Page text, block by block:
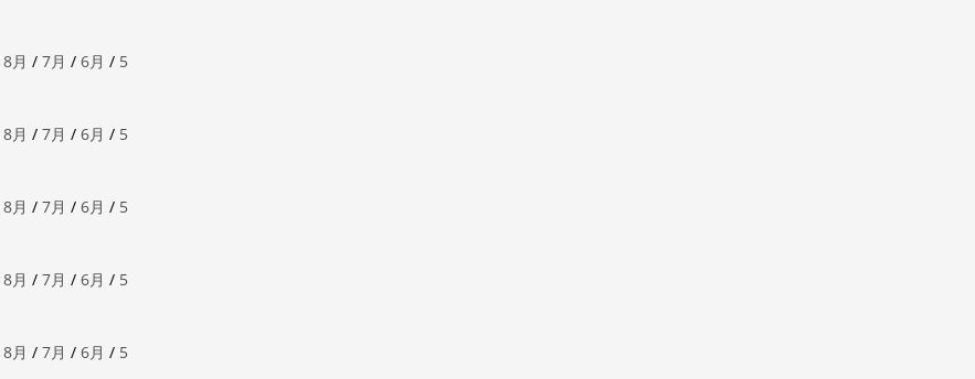
8月 / 7月 / 6月 / 5
8月 / 7月 / 6月 / 5
8月 / 7月 / 6月 / 5
8月 / 7月 / 6月 / 5
8月 / 7月 / 6月 / 5